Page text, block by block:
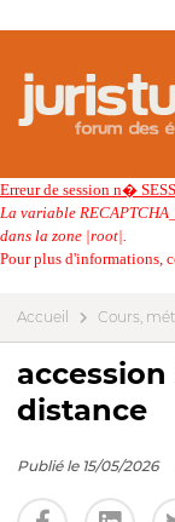
Erreur de session n�
La variable
dans la zone |root|.
Pour plus d'informations,
Accueil Cours,
accession
distance
Publié le 15/05/2026